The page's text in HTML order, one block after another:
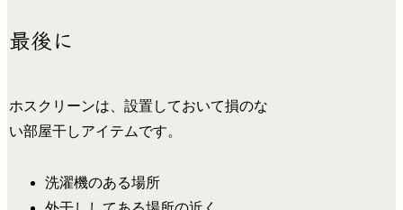
最後に
ホスクリーンは、設置しておいて損のな
い部屋干しアイテムです。
洗濯機のある場所